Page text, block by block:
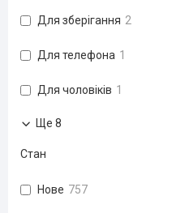
Для зберігання 2
Для телефона 1
Для чоловіків 1
Ще 8
Стан
Нове 757